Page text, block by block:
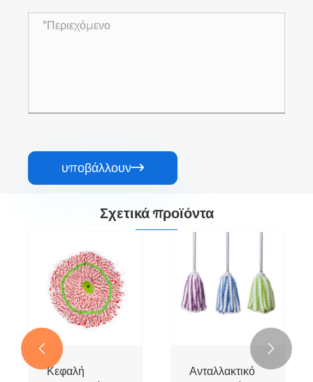
υποβάλλουν
Σχετικά προϊόντα
Κεφαλή
Ανταλλακτικό
 